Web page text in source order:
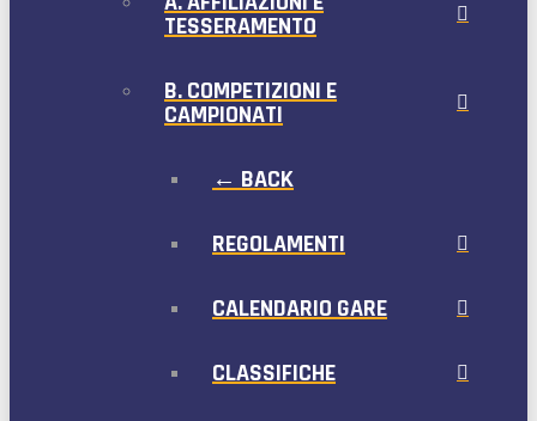
TESSERAMENTO
B. COMPETIZIONI E
CAMPIONATI
← BACK
REGOLAMENTI
CALENDARIO GARE
CLASSIFICHE